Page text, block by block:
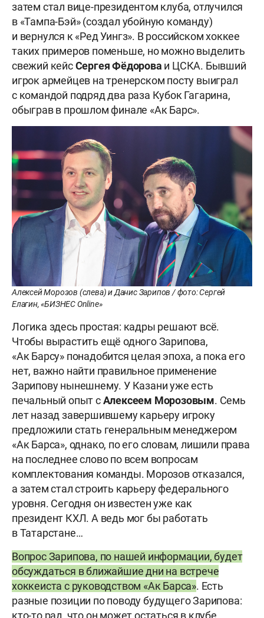
затем стал вице-президентом клуба, отлучился
в «Тампа-Бэй» (создал убойную команду)
и вернулся к «Ред Уингз». В российском хоккее
таких примеров поменьше, но можно выделить
свежий кейсСергеяФёдорова и ЦСКА. Бывший
игрок армейцев на тренерском посту выиграл
с командой подряд два раза Кубок Гагарина,
обыграв в прошлом финале «Ак Барс».
Алексей Морозов (слева) и Данис Зарипов / фото: Сергей
Елагин, «БИЗНЕС Online»
Логика здесь простая: кадры решают всё.
Чтобы вырастить ещё одного Зарипова,
«Ак Барсу» понадобится целая эпоха, а пока его
нет, важно найти правильное применение
Зарипову нынешнему. У Казани уже есть
печальный опыт сАлексеем Морозовым. Семь
лет назад завершившему карьеру игроку
предложили стать генеральным менеджером
«Ак Барса», однако, по его словам, лишили права
на последнее слово по всем вопросам
комплектования команды. Морозов отказался,
а затем стал строить карьеру федерального
уровня. Сегодня он известен уже как
президент КХЛ. А ведь мог бы работать
в Татарстане…
Вопрос Зарипова, по нашей информации, будет
обсуждаться в ближайшие дни на встрече
хоккеиста с руководством «Ак Барса». Есть
разные позиции по поводу будущего Зарипова:
кто-то рад, что он может остаться в клубе,